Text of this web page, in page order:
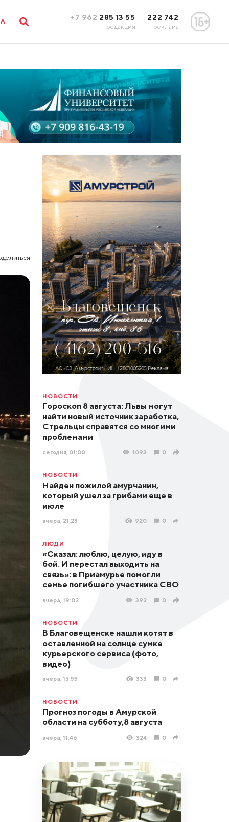
+7 962 285 13 55
редакция
222 742
реклама
НОВОСТИ
Гороскоп 8 августа: Львы могут
найти новый источник заработка,
Стрельцы справятся со многими
проблемами
сегодня, 01:00 1093 0
НОВОСТИ
Найден пожилой амурчанин,
который ушел за грибами еще в
июле
вчера, 21:23 920 0
ЛЮДИ
«Сказал: люблю, целую, иду в
бой. И перестал выходить на
связь»: в Приамурье помогли
семье погибшего участника СВО
вчера, 19:02 392 0
НОВОСТИ
В Благовещенске нашли котят в
оставленной на солнце сумке
курьерского сервиса (фото,
видео)
вчера, 15:53 333 0
НОВОСТИ
Прогноз погоды в Амурской
области на субботу,8 августа
вчера, 11:46 324 0